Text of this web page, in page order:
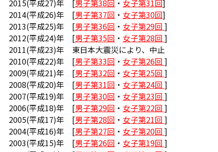
2015(平成27)年 [男子第38回 ・ 女子第31回]
2014(平成26)年 [男子第37回 ・ 女子第30回]
2013(平成25)年 [男子第36回 ・ 女子第29回 ]
2012(平成24)年 [男子第35回 ・ 女子第28回 ]
2011(平成23)年 東日本大震災により、中止
2010(平成22)年 [男子第33回 ・ 女子第26回 ]
2009(平成21)年 [男子第32回 ・ 女子第25回 ]
2008(平成20)年 [男子第31回 ・ 女子第24回 ]
2007(平成19)年 [男子第30回 ・ 女子第23回 ]
2006(平成18)年 [男子第29回 ・ 女子第22回 ]
2005(平成17)年 [男子第28回 ・ 女子第21回 ]
2004(平成16)年 [男子第27回 ・ 女子第20回 ]
2003(平成15)年 [男子第26回 ・ 女子第19回 ]